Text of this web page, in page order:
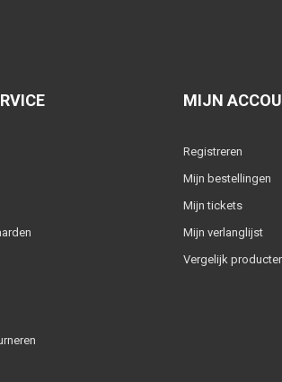
MIJN
Registreren
Mijn bestellingen
Mijn tickets
Mijn verlanglijst
Vergelijk